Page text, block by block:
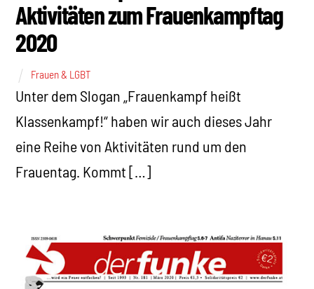
Aktivitäten zum Frauenkampftag
2020
Frauen & LGBT
Unter dem Slogan „Frauenkampf heißt
Klassenkampf!“ haben wir auch dieses Jahr
eine Reihe von Aktivitäten rund um den
Frauentag. Kommt […]